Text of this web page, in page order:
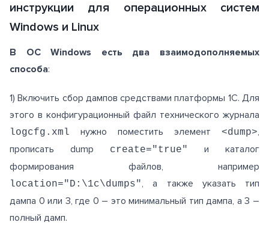
инструкции для операционных систем
Windows и Linux
В ОС Windows есть два взаимодополняемых
способа:
1) Включить сбор дампов средствами платформы 1С. Для
этого в конфигурационный файл технического журнала
logcfg.xml нужно поместить элемент <dump>,
прописать dump
create="true"
и каталог
формирования файлов, например
location="D:\1c\dumps", а также указать тип
дампа 0 или 3, где 0 – это минимальный тип дампа, а 3 –
полный дамп.